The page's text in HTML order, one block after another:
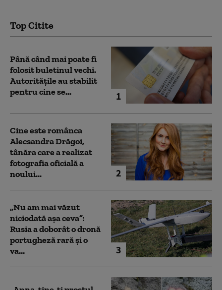
Top Citite
1
Până când mai poate fi
folosit buletinul vechi.
Autoritățile au stabilit
pentru cine se...
2
Cine este românca
Alecsandra Drăgoi,
tânăra care a realizat
fotografia oficială a
noului...
3
„Nu am mai văzut
niciodată așa ceva”:
Rusia a doborât o dronă
portugheză rară și o
va...